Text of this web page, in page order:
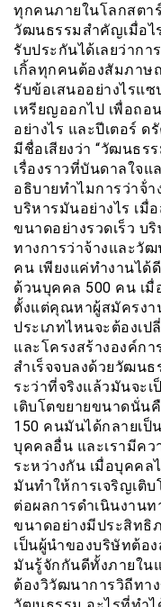
ทุกคนภายในโลกสตา
วัฒนธรรมสำคัญเมื่อไ
รับประกันได้เลยว่าก
เกิ้ลทุกคนต้องสัมภาษ
รับข้อเสนออย่างไรแ
เหรียญออกไป เพื่อถอ
อย่างไร และปีเตอร์ ด
มีชื่อเสียงว่า “วัฒนธร
เรื่องราวที่บันดาลใจ
อธิบายทำไมการว่าจ้่
บริหารมันอย่างไร เมื่
ขนาดอย่างรวดเร็ว บ
ทางการว่าจ้างและวั
คน เพียงแค่ทำงานได้
ด้วนบุคคล 500 คน เ
ตั้งแต่คุณหาผู้สมัครงา
ประเภทไหนจะต้องเ
และโครงสร้างองค์ก
สำเร็จจบลงด้วยวัฒน
ระว่าที่จริงแล้วมันจะ
เติบโตขยายขนาดนั่น
150 คนมันได้กลายเ
บุคคลอื่น และเรามีคว
ระหว่างกัน เมื่อบุคคล
มันทำให้การเจริญเติ
ต่อผลการดำเนินงานท
ขนาดอย่างมีประสิทธิ
เป็นผู้นำของบริษัทต้อ
มันรู้จักกันดีทั้งภายใน
ต้องวิวัฒนาการวิถีทา